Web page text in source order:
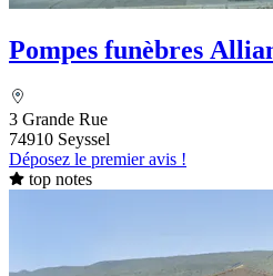
Pompes funèbres
3 Grande Rue
74910 Seyssel
Déposez le premier avis !
top notes